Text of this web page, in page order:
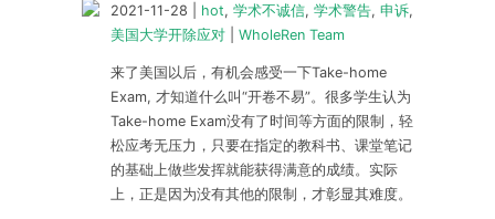
2021-11-28 hot, 学术不诚信, 学术警告, 申诉,
美国大学开除应对
WholeRen Team
来了美国以后，有机会感受一下Take-home
Exam, 才知道什么叫“开卷不易”。很多学生认为
Take-home Exam没有了时间等方面的限制，轻
松应考无压力，只要在指定的教科书、课堂笔记
的基础上做些发挥就能获得满意的成绩。实际
上，正是因为没有其他的限制，才彰显其难度。